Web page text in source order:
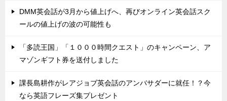
DMM英会話が3月から値上げへ、再びオンライン英会話スク
ールの値上げの波の可能性も
「多読王国」「１０００時間クエスト」のキャンペーン、ア
マゾンギフト券を送付しました
課長島耕作がレアジョブ英会話のアンバサダーに就任！？今
なら英語フレーズ集プレゼント